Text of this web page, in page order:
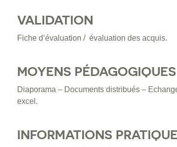
VALIDATION
Fiche d’évaluation / évaluation des acquis.
MOYENS PÉDAGOGIQUES
Diaporama – Documents distribués –
excel.
INFORMATIONS